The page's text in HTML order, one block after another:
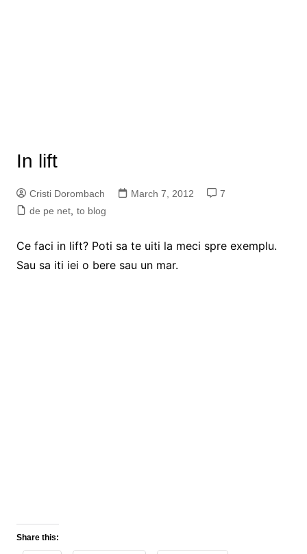
In lift
Cristi Dorombach March 7, 2012
7
de pe net, to blog
Ce faci in lift? Poti sa te uiti la meci spre exemplu.
Sau sa iti iei o bere sau un mar.
Share this: